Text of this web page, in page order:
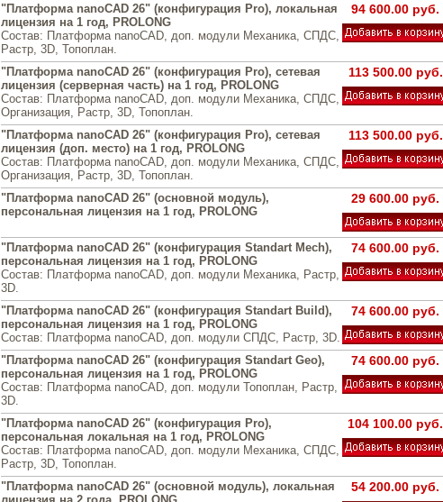
"Платформа nanoCAD 26" (конфигурация Pro), локальная
лицензия на 1 год, PROLONG
Состав: Платформа nanoCAD, доп. модули Механика, СПДС,
Растр, 3D, Топоплан.
94 600.00 руб.
"Платформа nanoCAD 26" (конфигурация Pro), сетевая
лицензия (серверная часть) на 1 год, PROLONG
Состав: Платформа nanoCAD, доп. модули Механика, СПДС,
Организация, Растр, 3D, Топоплан.
113 500.00 руб.
"Платформа nanoCAD 26" (конфигурация Pro), сетевая
лицензия (доп. место) на 1 год, PROLONG
Состав: Платформа nanoCAD, доп. модули Механика, СПДС,
Организация, Растр, 3D, Топоплан.
113 500.00 руб.
"Платформа nanoCAD 26" (основной модуль),
персональная лицензия на 1 год, PROLONG
29 600.00 руб.
"Платформа nanoCAD 26" (конфигурация Standart Mech),
персональная лицензия на 1 год, PROLONG
Состав: Платформа nanoCAD, доп. модули Механика, Растр,
3D.
74 600.00 руб.
"Платформа nanoCAD 26" (конфигурация Standart Build),
персональная лицензия на 1 год, PROLONG
Состав: Платформа nanoCAD, доп. модули СПДС, Растр, 3D.
74 600.00 руб.
"Платформа nanoCAD 26" (конфигурация Standart Geo),
персональная лицензия на 1 год, PROLONG
Состав: Платформа nanoCAD, доп. модули Топоплан, Растр,
3D.
74 600.00 руб.
"Платформа nanoCAD 26" (конфигурация Pro),
персональная локальная на 1 год, PROLONG
Состав: Платформа nanoCAD, доп. модули Механика, СПДС,
Растр, 3D, Топоплан.
104 100.00 руб.
"Платформа nanoCAD 26" (основной модуль), локальная
54 200.00 руб.